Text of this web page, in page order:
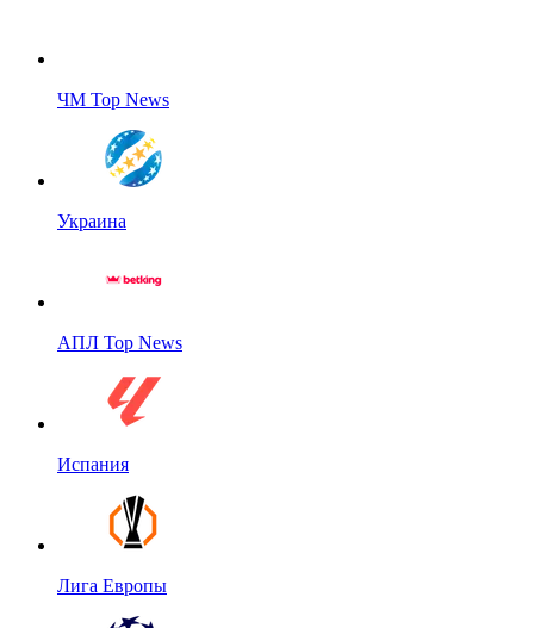
ЧМ Top News
Украина
АПЛ Top News
Испания
Лига Европы